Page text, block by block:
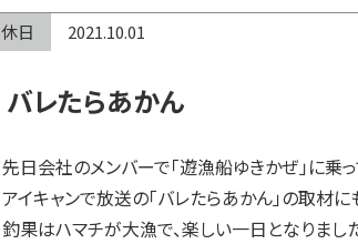
休日 2021.10.01
バレたらあかん
先日会社のメンバーで「遊漁船ゆきかぜ」に乗
アイキャンで放送の「バレたらあかん」の取材に
釣果はハマチが大漁で、楽しい一日となりました